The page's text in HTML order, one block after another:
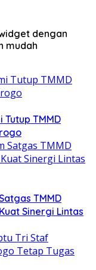
dengan
mudah
TMMD
TMMD
Sinergi Lintas